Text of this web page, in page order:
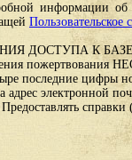
информации об
Пользовательское
ДОСТУПА К
пожертвования
последние цифры
адрес электронной
Предоставлять